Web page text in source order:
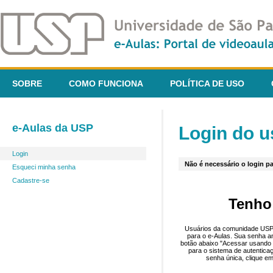
SOBRE COMO FUNCIONA POLÍTICA DE USO
e-Aulas da USP
Login
Esqueci minha senha
Cadastre-se
Login do
Não é necessário o login
Usuários da comunidade
para o e-Aulas. Sua senha
botão abaixo "Acessar
para o sistema de
senha única, clique